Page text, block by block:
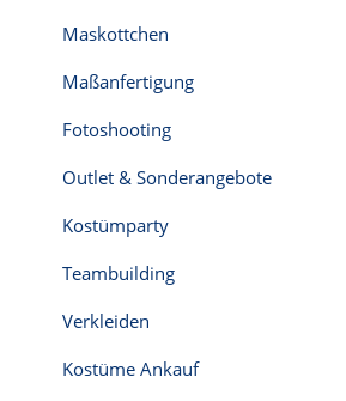
Maskottchen
Maßanfertigung
Fotoshooting
Outlet & Sonderangebote
Kostümparty
Teambuilding
Verkleiden
Kostüme Ankauf